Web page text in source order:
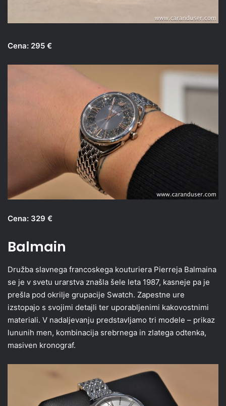
Cena: 295 €
Cena: 329 €
Balmain
Družba slavnega francoskega kouturiera Pierreja Balmaina
se je v svetu urarstva znašla šele leta 1987, kasneje pa je
prešla pod okrilje grupacije Swatch. Zapestne ure
izstopajo s svojimi detajli ter uporabljenimi kakovostnimi
materiali. V nadaljevanju predstavljamo tri modele – prikaz
lununih men, kombinacija srebrnega in zlatega odtenka,
masiven kronograf.